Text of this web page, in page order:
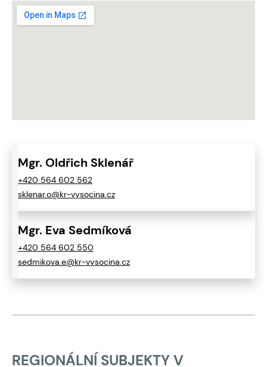
Mgr. Oldřich Sklenář
+420 564 602 562
sklenar.o@kr-vysocina.cz
Mgr. Eva Sedmíková
+420 564 602 550
sedmikova.e@kr-vysocina.cz
REGIONÁLNÍ SUBJEKTY V